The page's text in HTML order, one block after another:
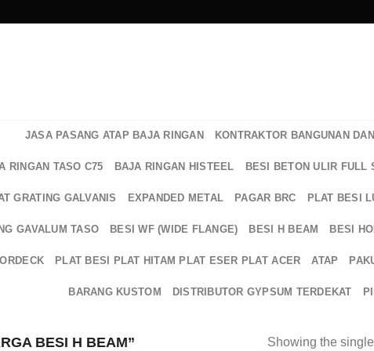
JASA PASANG ATAP BAJA RINGAN KONTRAKTOR BANGUNAN
RINGAN TASO C75 BAJA RINGAN HISTEEL BESI BETON ULIR FULL
GRATING GALVANIS EXPANDED METAL PAGAR BRC PLAT BESI
GAVALUM TASO BESI WF (WIDE FLANGE) BESI H BEAM BESI
PLAT BESI PLAT HITAM PLAT ESER PLAT ACER ATAP
BARANG KUSTOM DISTRIBUTOR GYPSUM TERDEKAT
BESI H BEAM” Showing the